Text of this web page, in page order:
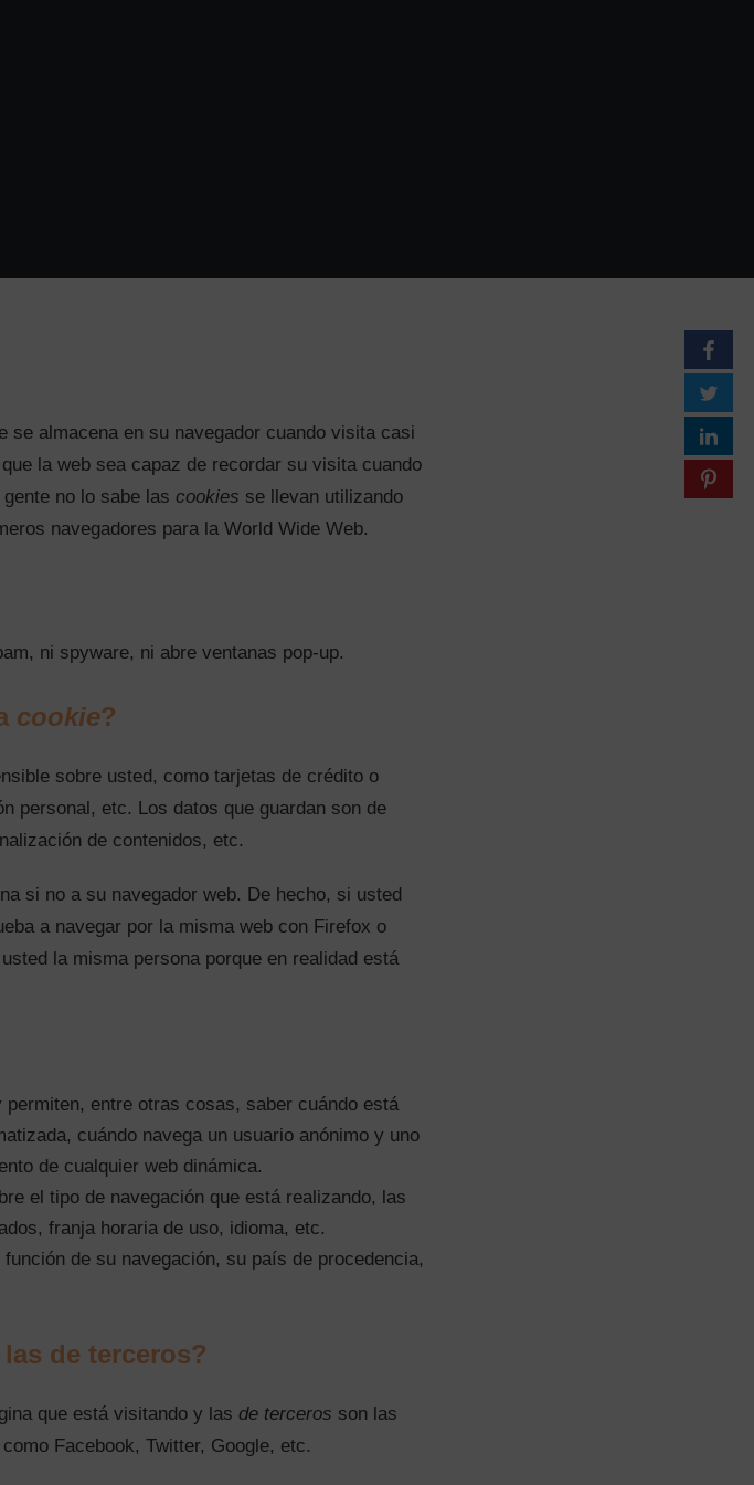
se almacena en su navegador cuando visita casi
la web sea capaz de recordar su visita cuando
no lo sabe las cookies se llevan utilizando
navegadores para la World Wide Web.
ni spyware, ni abre ventanas pop-up.
cookie?
sobre usted, como tarjetas de crédito o
personal, etc. Los datos que guardan son de
de contenidos, etc.
si no a su navegador web. De hecho, si usted
a navegar por la misma web con Firefox o
la misma persona porque en realidad está
entre otras cosas, saber cuándo está
cuándo navega un usuario anónimo y uno
de cualquier web dinámica.
el tipo de navegación que está realizando, las
franja horaria de uso, idioma, etc.
de su navegación, su país de procedencia,
de terceros?
que está visitando y las de terceros son las
Facebook, Twitter, Google, etc.